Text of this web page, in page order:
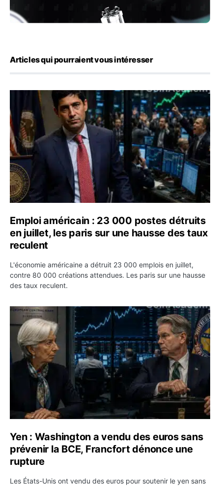
Articles qui pourraient vous intéresser
Emploi américain : 23 000 postes détruits en juillet, les
Emploi américain : 23 000 postes détruits
en juillet, les paris sur une hausse des taux
reculent
L'économie américaine a détruit 23 000 emplois en juillet,
contre 80 000 créations attendues. Les paris sur une hausse
des taux reculent.
Yen : Washington a vendu des euros sans prévenir la
Yen : Washington a vendu des euros sans
prévenir la BCE, Francfort dénonce une
rupture
Les États-Unis ont vendu des euros pour soutenir le yen sans